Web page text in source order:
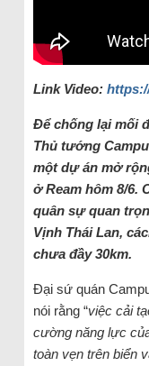
Link Video:
Để chống lại mối
Thủ tướng
một dự án mở
ở Ream hôm 8/6.
quân sự quan
Vịnh Thái Lan,
chưa đầy 30km.
Đại sứ quán
nói rằng “việc cải
cường năng lực
toàn vẹn trên biển